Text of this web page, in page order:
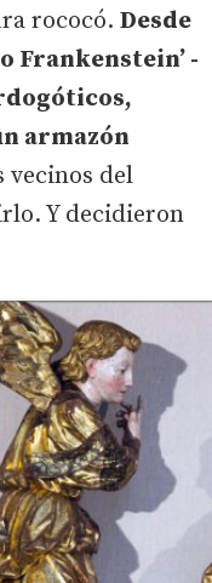
rococó. Desde
Frankenstein’ -
armazón
vecinos del
Y decidieron